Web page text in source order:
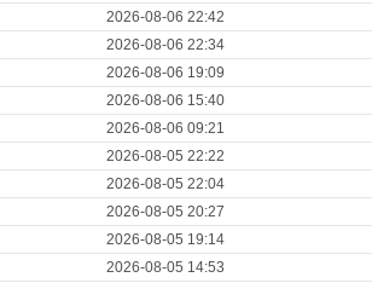
2026-08-06 22:42
2026-08-06 22:34
2026-08-06 19:09
2026-08-06 15:40
2026-08-06 09:21
2026-08-05 22:22
2026-08-05 22:04
2026-08-05 20:27
2026-08-05 19:14
2026-08-05 14:53